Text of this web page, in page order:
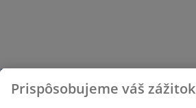
Prispôsobujeme váš zážitok